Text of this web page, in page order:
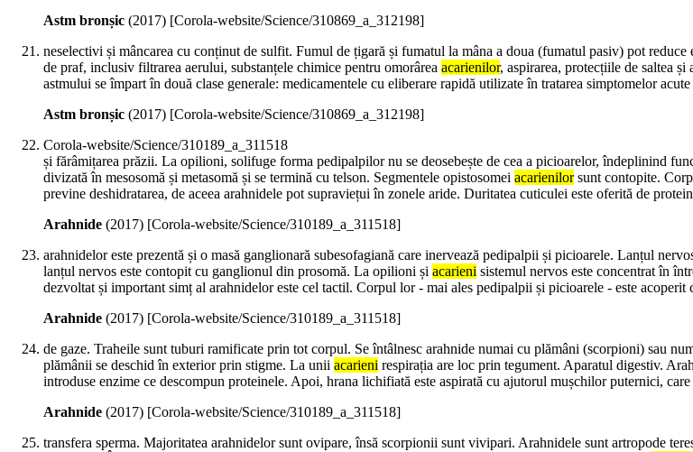
Astm bronșic (2017) [Corola-website/Science/310869_a_312198]
neselectivi și mâncarea cu conținut de sulfit. Fumul de țigară și fumatul la mâna a doua (fumatul pasiv) pot
de praf, inclusiv filtrarea aerului, substanțele chimice pentru omorârea acarienilor, aspirarea, protecțiile de saltea
astmului se împart în două clase generale: medicamentele cu eliberare rapidă utilizate în tratarea simptomelor
Astm bronșic (2017) [Corola-website/Science/310869_a_312198]
Corola-website/Science/310189_a_311518
și fărâmițarea prăzii. La opilioni, solifuge forma pedipalpilor nu se deosebește de cea a picioarelor, îndeplinind
divizată în mesosomă și metasomă și se termină cu telson. Segmentele opistosomei acarienilorsunt contopite.
previne deshidratarea, de aceea arahnidele pot supraviețui în zonele aride. Duritatea cuticulei este oferită de
Arahnide (2017) [Corola-website/Science/310189_a_311518]
arahnidelor este prezentă și o masă ganglionară subesofagiană care inervează pedipalpii și picioarele. Lanțul
lanțul nervos este contopit cu ganglionul din prosomă. La opilioni și acarieni sistemul nervos este concentrat în
dezvoltat și important simț al arahnidelor este cel tactil. Corpul lor - mai ales pedipalpii și picioarele - este
Arahnide (2017) [Corola-website/Science/310189_a_311518]
de gaze. Traheile sunt tuburi ramificate prin tot corpul. Se întâlnesc arahnide numai cu plămâni (scorpioni) sau
plămânii se deschid în exterior prin stigme. La unii acarieni respirația are loc prin tegument. Aparatul digestiv.
introduse enzime ce descompun proteinele. Apoi, hrana lichifiată este aspirată cu ajutorul mușchilor puternici,
Arahnide (2017) [Corola-website/Science/310189_a_311518]
transfera sperma. Majoritatea arahnidelor sunt ovipare, însă scorpionii sunt vivipari. Arahnidele sunt artropode